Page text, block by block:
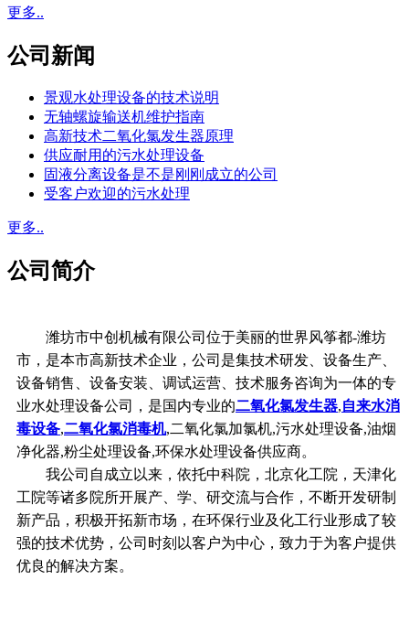
更多..
公司新闻
景观水处理设备的技术说明
无轴螺旋输送机维护指南
高新技术二氧化氯发生器原理
供应耐用的污水处理设备
固液分离设备是不是刚刚成立的公司
受客户欢迎的污水处理
更多..
公司简介
潍坊市中创机械有限公司位于美丽的世界风筝都-潍坊
市，是本市高新技术企业，公司是集技术研发、设备生产、
设备销售、设备安装、调试运营、技术服务咨询为一体的专
业水处理设备公司，是国内专业的二氧化氯发生器,自来水消
毒设备,二氧化氯消毒机,二氧化氯加氯机,污水处理设备,油烟
净化器,粉尘处理设备,环保水处理设备供应商。
我公司自成立以来，依托中科院，北京化工院，天津化
工院等诸多院所开展产、学、研交流与合作，不断开发研制
新产品，积极开拓新市场，在环保行业及化工行业形成了较
强的技术优势，公司时刻以客户为中心，致力于为客户提供
优良的解决方案。